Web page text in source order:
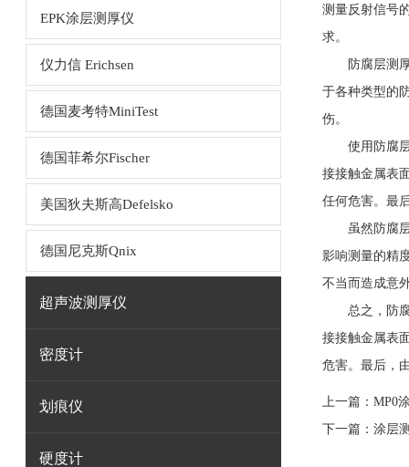
EPK涂层测厚仪
仪力信 Erichsen
德国麦考特MiniTest
德国菲希尔Fischer
美国狄夫斯高Defelsko
德国尼克斯Qnix
超声波测厚仪
密度计
划痕仪
硬度计
测量反射信号
求。
防腐层测厚
于各种类型的
伤。
使用防腐层
接接触金属表
任何危害。最
虽然防腐层
影响测量的精
不当而造成意
总之，防腐
接接触金属表
危害。最后，
上一篇： MP0
下一篇： 涂层